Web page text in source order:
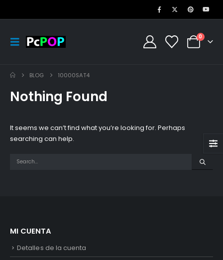
0
BLOG 10000SAT4
Nothing Found
It seems we can’t find what you’re looking for. Perhaps
searching can help.
MI CUENTA
Detalles de la cuenta